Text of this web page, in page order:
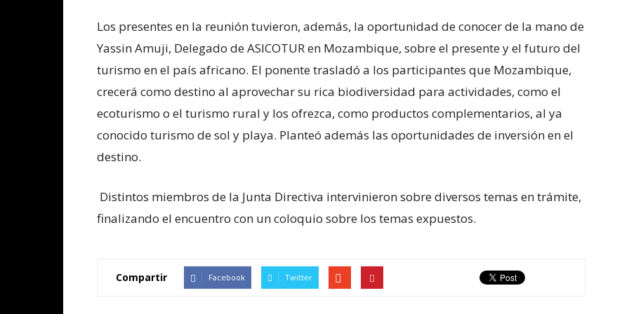
Los presentes en la reunión tuvieron, además, la oportunidad de conocer de la mano de
Yassin Amuji, Delegado de ASICOTUR en Mozambique, sobre el presente y el futuro del
turismo en el país africano. El ponente trasladó a los participantes que Mozambique,
crecerá como destino al aprovechar su rica biodiversidad para actividades, como el
ecoturismo o el turismo rural y los ofrezca, como productos complementarios, al ya
conocido turismo de sol y playa. Planteó además las oportunidades de inversión en el
destino.
Distintos miembros de la Junta Directiva intervinieron sobre diversos temas en trámite,
finalizando el encuentro con un coloquio sobre los temas expuestos.
Compartir Facebook Twitter